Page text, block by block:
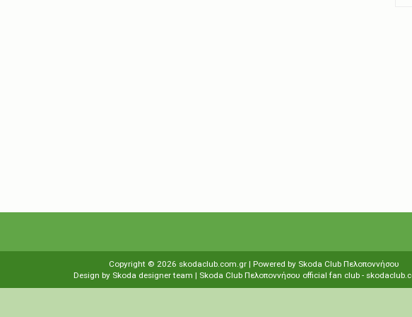
Copyright © 2026 skodaclub.com.gr | Powered by Skoda Club Πελοποννήσου
Design by Skoda designer team | Skoda Club Πελοποννήσου οfficial fan club -